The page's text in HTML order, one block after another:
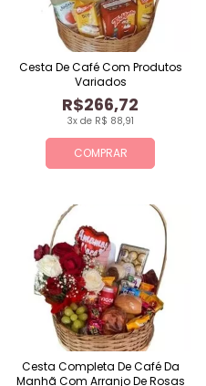
COMPRAR
3x de R$ 88,91
R$266,72
Cesta De Café Com Produtos
Variados
Cesta Completa De Café Da
Manhã Com Arranjo De Rosas